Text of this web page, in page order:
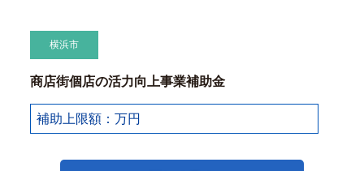
横浜市
商店街個店の活力向上事業補助金
補助上限額：万円